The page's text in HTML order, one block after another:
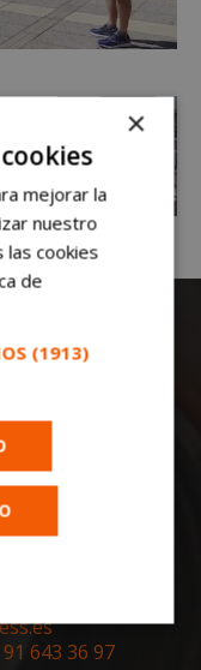
en
de
ocio y
91 643 36 97
×
mejorar la
nuestro
cookies
de
(1913)
de